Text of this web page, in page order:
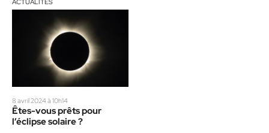
8 avril 2024 à 10h14
Êtes-vous prêts pour
l’éclipse solaire ?